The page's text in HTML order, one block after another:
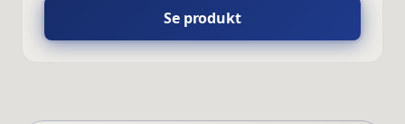
Se produkt